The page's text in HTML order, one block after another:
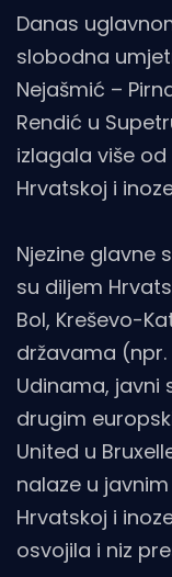
Danas
slobodna
Nejašmić –
Rendić u
izlagala više
Hrvatskoj i
Njezine glavne
su diljem
Bol, Kreševo-
državama (npr.
Udinama, javni
drugim
United u
nalaze u
Hrvatskoj i
osvojila i niz